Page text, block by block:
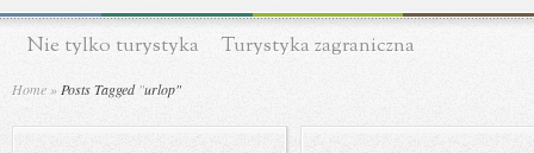
Nie tylko turystyka Turystyka zagraniczna
Home » Posts Tagged "urlop"